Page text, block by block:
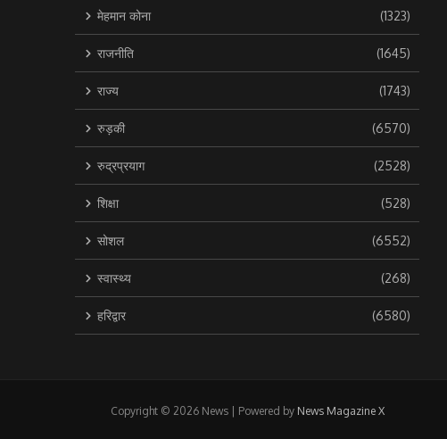
मेहमान कोना (1323)
राजनीति (1645)
राज्य (1743)
रुड़की (6570)
रुद्रप्रयाग (2528)
शिक्षा (528)
सोशल (6552)
स्वास्थ्य (268)
हरिद्वार (6580)
Copyright © 2026 News | Powered by News Magazine X